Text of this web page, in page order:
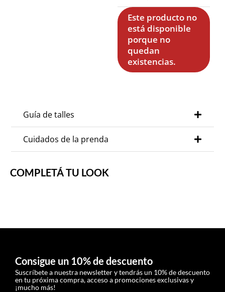
Este producto no
está disponible
porque no
quedan
existencias.
Guía de talles
Cuidados de la prenda
COMPLETÁ TU LOOK
Consigue un 10% de descuento
Suscríbete a nuestra newsletter y tendrás un 10% de descuento
en tu próxima compra, acceso a promociones exclusivas y
¡mucho más!